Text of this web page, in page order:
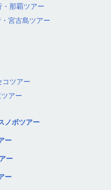
・那覇ツアー
宮古島ツアー
コツアー
アー
ノボツアー
ー
ー
ー